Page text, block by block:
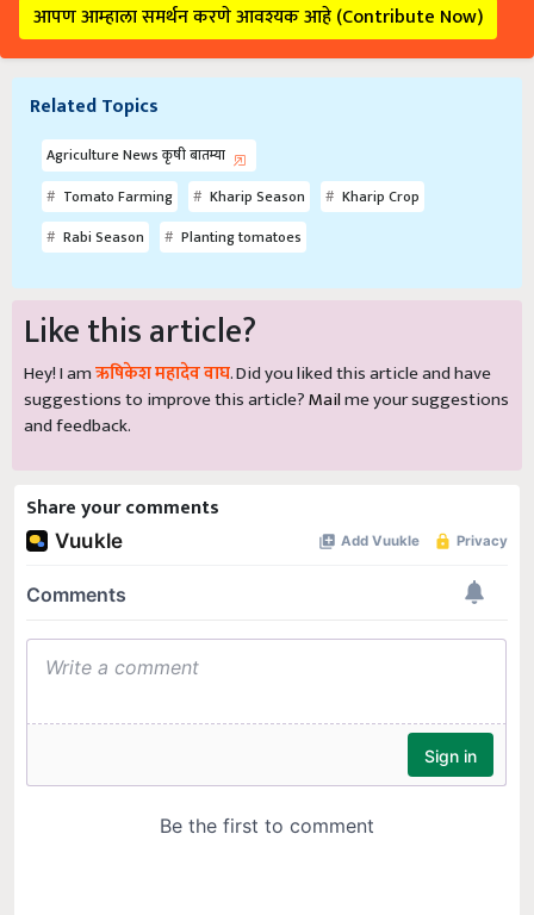
आपण आम्हाला समर्थन करणे आवश्यक आहे (Contribute Now)
Related Topics
Agriculture News कृषी बातम्या
Tomato Farming
Kharip Season
Kharip Crop
Rabi Season
Planting tomatoes
Like this article?
Hey! I amऋषिकेश महादेव वाघ. Did you liked this article and have
suggestions to improve this article?Mailme your suggestions
and feedback.
Share your comments